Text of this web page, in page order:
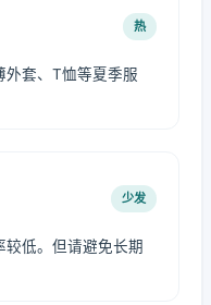
热
外套、T恤等夏季服
少发
低。但请避免长期